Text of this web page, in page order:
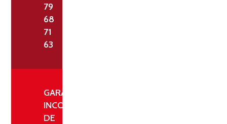
79
68
71
63
GARANTIE
INCONDITIONNELLE
DE